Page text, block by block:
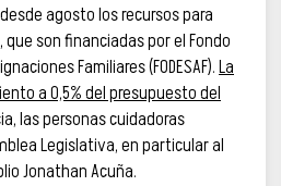
agosto los recursos para
son financiadas por el Fondo
Familiares (FODESAF).La
a 0,5% del presupuesto del
las personas cuidadoras
Legislativa, en particular al
Jonathan Acuña.